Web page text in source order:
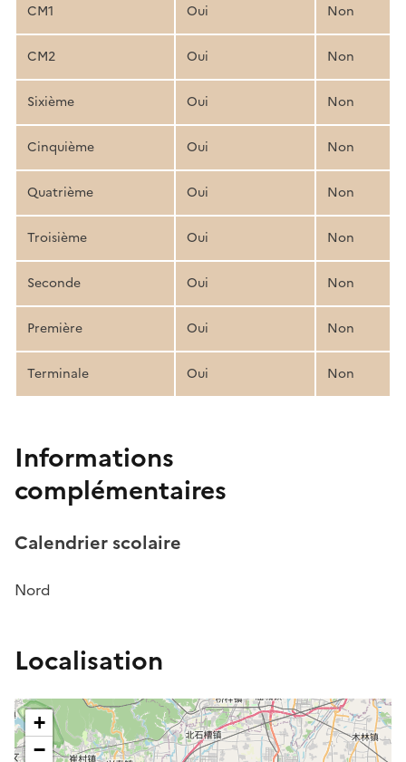
CM1 Oui Non
CM2 Oui Non
Sixième Oui Non
Cinquième Oui Non
Quatrième Oui Non
Troisième Oui Non
Seconde Oui Non
Première Oui Non
Terminale Oui Non
Informations
complémentaires
Calendrier scolaire
Nord
Localisation
+
−